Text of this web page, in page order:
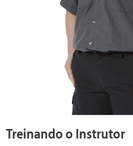
Treinando o Instrutor